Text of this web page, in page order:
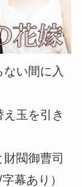
い間に入
玉を引き
閥御曹司
幕あり）